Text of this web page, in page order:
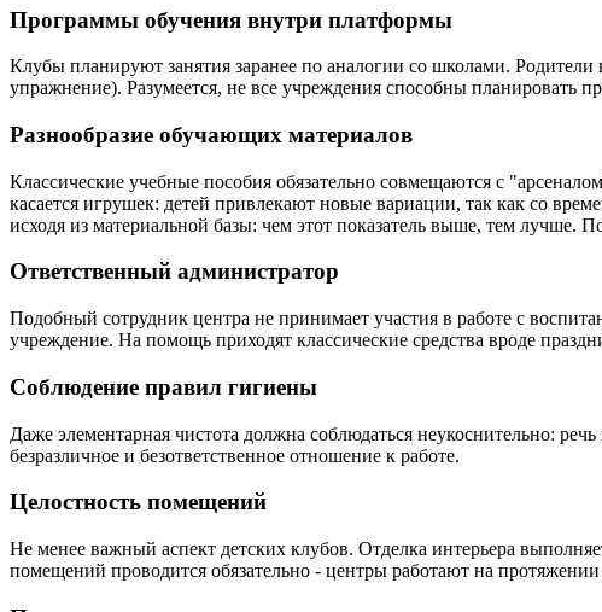
Программы обучения внутри платформы
Клубы планируют занятия заранее по аналогии со школами.
упражнение). Разумеется, не все учреждения способны планировать
Разнообразие обучающих материалов
Классические учебные пособия обязательно совмещаются с
касается игрушек: детей привлекают новые вариации, так как со
исходя из материальной базы: чем этот показатель выше, тем лучше.
Ответственный администратор
Подобный сотрудник центра не принимает участия в работе с
учреждение. На помощь приходят классические средства вроде
Соблюдение правил гигиены
Даже элементарная чистота должна соблюдаться неукоснительно:
безразличное и безответственное отношение к работе.
Целостность помещений
Не менее важный аспект детских клубов. Отделка интерьера
помещений проводится обязательно - центры работают на